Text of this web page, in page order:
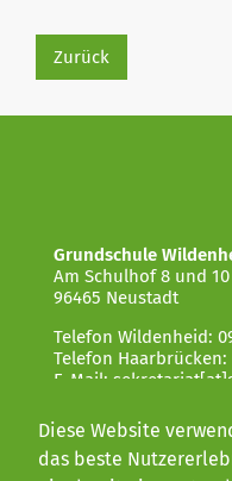
Diese Website
das beste
Zurück
Grundschule
Am Schulhof 8 und
96465 Neustadt
Telefon Wildenheid:
Telefon
E-Mail:
Kontakt